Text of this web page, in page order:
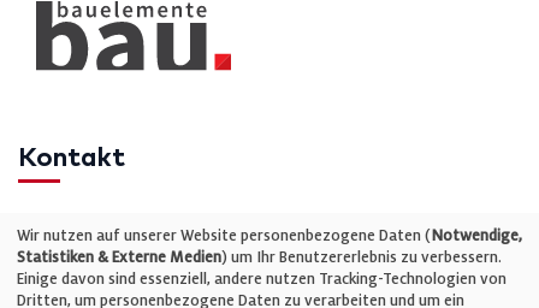
Kontakt
Telefon: +49 (0)711 2585563-0
E-Mail:info@bauelemente-bau.eu
Wir nutzen auf unserer Website personenbezogene Daten (Notwendige,
Statistiken & Externe Medien) um Ihr Benutzererlebnis zu verbessern.
Einige davon sind essenziell, andere nutzen Tracking-Technologien von
Dritten, um personenbezogene Daten zu verarbeiten und um ein